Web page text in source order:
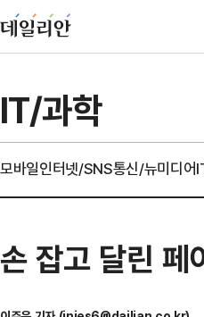
IT/과학
모바일인터넷/SNS통신/뉴미디어
손 잡고 달린